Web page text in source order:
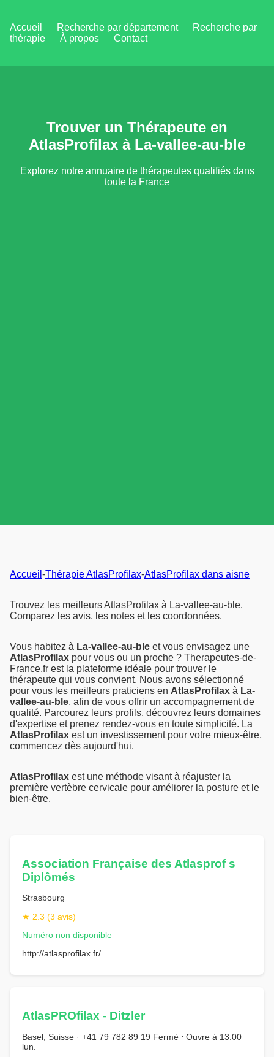
Accueil Recherche par département
Recherche par
thérapie
À propos Contact
Trouver un Thérapeute en
AtlasProfilax à La-vallee-au-ble
Explorez notre annuaire de thérapeutes qualifiés dans
toute la France
Accueil -Thérapie AtlasProfilax-AtlasProfilax dans aisne
Trouvez les meilleurs AtlasProfilax à La-vallee-au-ble.
Comparez les avis, les notes et les coordonnées.
Vous habitez à La-vallee-au-ble et vous envisagez une
AtlasProfilax pour vous ou un proche ? Therapeutes-de-
France.fr est la plateforme idéale pour trouver le
thérapeute qui vous convient. Nous avons sélectionné
pour vous les meilleurs praticiens en AtlasProfilax à La-
vallee-au-ble, afin de vous offrir un accompagnement de
qualité. Parcourez leurs profils, découvrez leurs domaines
d'expertise et prenez rendez-vous en toute simplicité. La
AtlasProfilax est un investissement pour votre mieux-être,
commencez dès aujourd'hui.
AtlasProfilax est une méthode visant à réajuster la
première vertèbre cervicale pour améliorer la posture et le
bien-être.
Association Française des Atlasprof s
Diplômés
Strasbourg
★ 2.3 (3 avis)
Numéro non disponible
http://atlasprofilax.fr/
AtlasPROfilax - Ditzler
Basel, Suisse · +41 79 782 89 19 Fermé ⋅ Ouvre à 13:00
lun.